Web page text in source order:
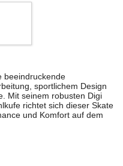
beeindruckende
sportlichem Design
Mit seinem robusten Digi
richtet sich dieser Skate
und Komfort auf dem